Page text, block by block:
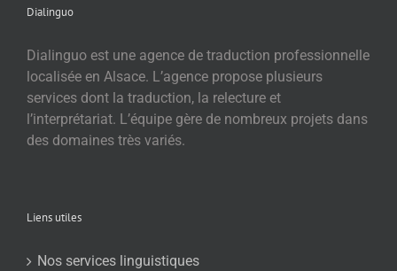
Dialinguo
Dialinguo est une agence de traduction professionnelle
localisée en Alsace. L’agence propose plusieurs
services dont la traduction, la relecture et
l’interprétariat. L’équipe gère de nombreux projets dans
des domaines très variés.
Liens utiles
Nos services linguistiques